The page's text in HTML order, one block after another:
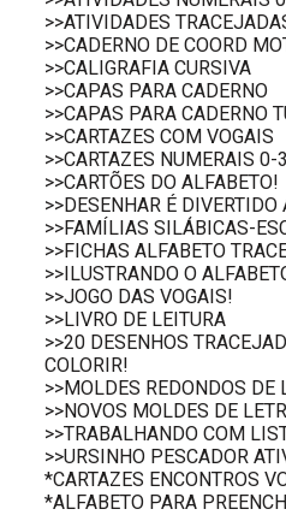
>>ATIVIDADES
>>CADERNO DE COORD
>>CALIGRAFIA CURSIVA
>>CAPAS PARA CADERNO
>>CAPAS PARA CADERNO
>>CARTAZES COM VOGAIS
>>CARTAZES NUMERAIS 0-
>>CARTÕES DO ALFABETO!
>>DESENHAR É
>>FAMÍLIAS SILÁBICAS-
>>FICHAS ALFABETO
>>ILUSTRANDO O
>>JOGO DAS VOGAIS!
>>LIVRO DE LEITURA
>>20 DESENHOS
COLORIR!
>>MOLDES REDONDOS DE
>>NOVOS MOLDES DE
>>TRABALHANDO COM
>>URSINHO PESCADOR
*CARTAZES ENCONTROS
*ALFABETO PARA